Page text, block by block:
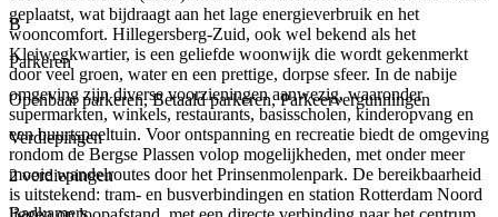
geplaatst, wat bijdraagt aan het lage energieverbruik en het
wooncomfort. Hillegersberg-Zuid, ook wel bekend als het
Kleiwegkwartier, is een geliefde woonwijk die wordt gekenmerkt
door veel groen, water en een prettige, dorpse sfeer. In de nabije
omgeving zijn diverse voorzieningen aanwezig, waaronder
supermarkten, winkels, restaurants, basisscholen, kinderopvang en
een buurtspeeltuin. Voor ontspanning en recreatie biedt de omgeving
rondom de Bergse Plassen volop mogelijkheden, met onder meer
mooie wandelroutes door het Prinsenmolenpark. De bereikbaarheid
is uitstekend: tram- en busverbindingen en station Rotterdam Noord
B
Parkeren
Openbaar parkeren, Betaald parkeren, Parkeervergunningen
Verdiepingen
2 verdiepingen
Badkamers